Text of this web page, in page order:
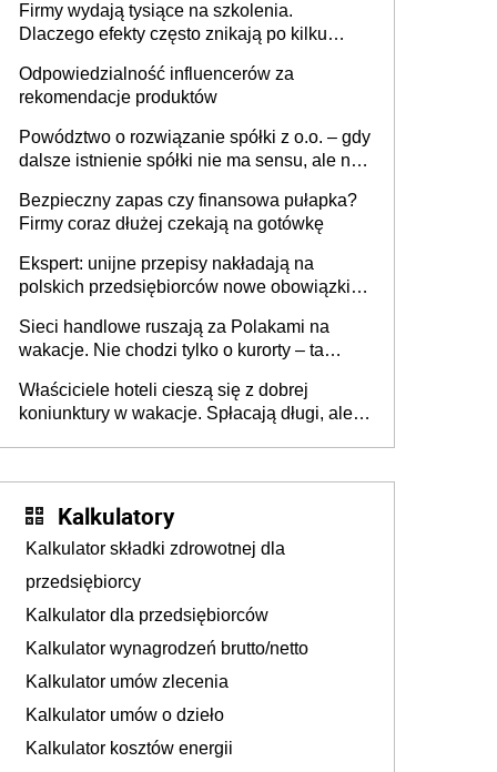
firmie
Firmy wydają tysiące na szkolenia.
Dlaczego efekty często znikają po kilku
Odpowiedzialność influencerów za
rekomendacje produktów
Powództwo o rozwiązanie spółki z o.o. – gdy
dalsze istnienie spółki nie ma sensu, ale nie
Bezpieczny zapas czy finansowa pułapka?
Firmy coraz dłużej czekają na gotówkę
Ekspert: unijne przepisy nakładają na
polskich przedsiębiorców nowe obowiązki w
Sieci handlowe ruszają za Polakami na
wakacje. Nie chodzi tylko o kurorty – ta
tam, gdzie wielu spędzi urlop po cichu
Właściciele hoteli cieszą się z dobrej
koniunktury w wakacje. Spłacają długi, ale
Kalkulatory
Kalkulator składki zdrowotnej dla
przedsiębiorcy
Kalkulator dla przedsiębiorców
Kalkulator wynagrodzeń brutto/netto
Kalkulator umów zlecenia
Kalkulator umów o dzieło
Kalkulator kosztów energii